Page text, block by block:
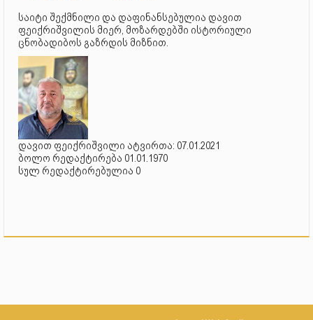
საიტი შექმნილი და დაფინანსებულია დავით
ფეიქრიშვილის მიერ, მოზარდებში ისტორიული
ცნობადიბოს გაზრდის მიზნით.
დავით ფეიქრიშვილი ატვირთა: 07.01.2021
ბოლო რედაქტირება 01.01.1970
სულ რედაქტირებულია 0